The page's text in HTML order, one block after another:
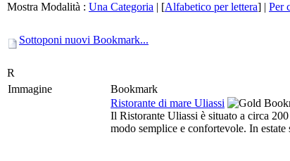
Mostra Modalità : Una Categoria | [Alfabetico per lettera] | Per
Sottoponi nuovi Bookmark...
R
Immagine
Bookmark
Ristorante di mare Uliassi
Il Ristorante Uliassi è situato a circa
modo semplice e confortevole. In